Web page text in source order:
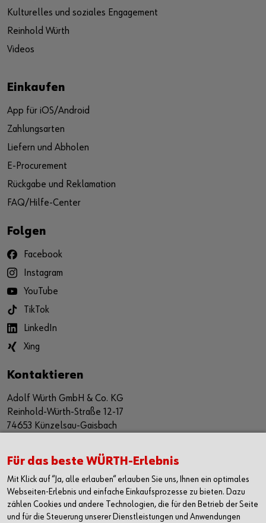
Kulturelles und soziales Engagement
Reinhold Würth
Videos
Einkaufen
App für iOS/Android
Zahlungsarten
Liefern und Abholen
E-Procurement
Rückgabe und Reklamation
FAQ/Hilfe-Center
Folgen
Facebook
Instagram
YouTube
TikTok
LinkedIn
Xing
Kontaktieren
Adolf Würth GmbH & Co. KG
Reinhold-Würth-Straße 12-17
74653 Künzelsau-Gaisbach
Alle Kontaktmöglichkeiten
+49 7940 15-2400
info@wuerth.com
Für das beste WÜRTH-Erlebnis
Mit Klick auf “Ja, alle erlauben“ erlauben Sie uns, Ihnen ein optimales
Webseiten-Erlebnis und einfache Einkaufsprozesse zu bieten. Dazu
zählen Cookies und andere Technologien, die für den Betrieb der Seite
und für die Steuerung unserer Dienstleistungen und Anwendungen